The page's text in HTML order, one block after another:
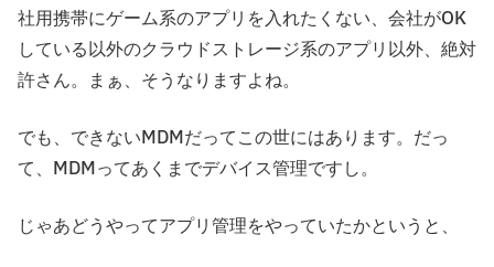
社用携帯にゲーム系のアプリを入れたくない、会社がOK
している以外のクラウドストレージ系のアプリ以外、絶対
許さん。まぁ、そうなりますよね。
でも、できないMDMだってこの世にはあります。だっ
て、MDMってあくまでデバイス管理ですし。
じゃあどうやってアプリ管理をやっていたかというと、